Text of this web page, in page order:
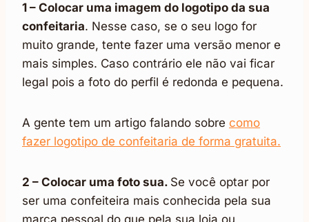
1 – Colocar uma imagem do logotipo da sua
confeitaria. Nesse caso, se o seu logo for
muito grande, tente fazer uma versão menor e
mais simples. Caso contrário ele não vai ficar
legal pois a foto do perfil é redonda e pequena.
A gente tem um artigo falando sobre como
fazer logotipo de confeitaria de forma gratuita.
2 – Colocar uma foto sua. Se você optar por
ser uma confeiteira mais conhecida pela sua